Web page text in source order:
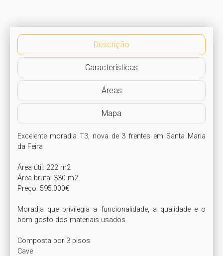
Descrição
Características
Áreas
Mapa
Excelente moradia T3, nova de 3 frentes em Santa Maria
da Feira
Área útil: 222 m2
Área bruta: 330 m2
Preço: 595.000€
Moradia que privilegia a funcionalidade, a qualidade e o
bom gosto dos materiais usados.
Composta por 3 pisos:
Cave